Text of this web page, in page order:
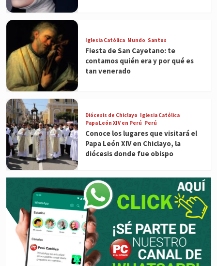
Iglesia Católica Mundo Santos
Fiesta de San Cayetano: te
contamos quién era y por qué es
tan venerado
Diócesis de Chiclayo Iglesia Católica
Papa León XIV en Perú Perú
Conoce los lugares que visitará el
Papa León XIV en Chiclayo, la
diócesis donde fue obispo